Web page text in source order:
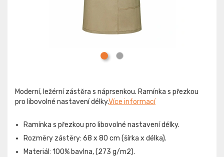
Moderní, ležérní zástěra s náprsenkou. Ramínka s přezkou
pro libovolné nastavení délky.Více informací
Ramínka s přezkou pro libovolné nastavení délky.
Rozměry zástěry: 68 x 80 cm (šírka x délka).
Materiál: 100% bavlna, (273 g/m2).